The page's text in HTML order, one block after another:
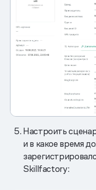
Настроить
и в какое время
Skillfactory: